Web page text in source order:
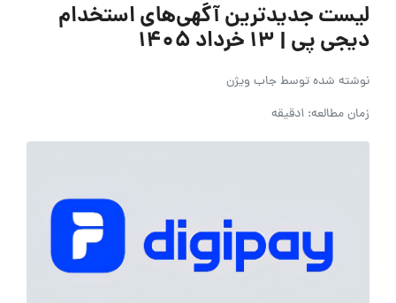
لیست جدیدترین آگهی‌های استخدام
دیجی پی | ۱۳ خرداد ۱۴۰۵
نوشته شده توسطجاب ویژن
زمان مطالعه: 1دقیقه